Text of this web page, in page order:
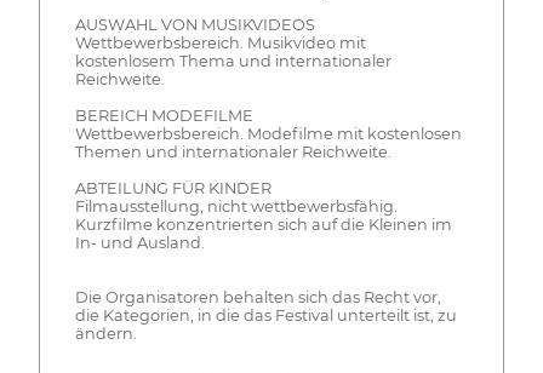
AUSWAHL VON MUSIKVIDEOS
Wettbewerbsbereich. Musikvideo mit
kostenlosem Thema und internationaler
Reichweite.
BEREICH MODEFILME
Wettbewerbsbereich. Modefilme mit kostenlosen
Themen und internationaler Reichweite.
ABTEILUNG FÜR KINDER
Filmausstellung, nicht wettbewerbsfähig.
Kurzfilme konzentrierten sich auf die Kleinen im
In- und Ausland.
Die Organisatoren behalten sich das Recht vor,
die Kategorien, in die das Festival unterteilt ist, zu
ändern.